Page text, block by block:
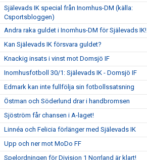
Själevads IK special från Inomhus-DM (källa:
Csportsbloggen)
Andra raka guldet i Inomhus-DM för Själevads IK!
Kan Själevads IK försvara guldet?
Knackig insats i vinst mot Domsjö IF
Inomhusfotboll 30/1: Själevads IK - Domsjö IF
Edmark kan inte fullfölja sin fotbollssatsning
Östman och Söderlund drar i handbromsen
Sjöström får chansen i A-laget!
Linnéa och Felicia förlänger med Själevads IK
Upp och ner mot MoDo FF
Spelordningen för Division 1 Norrland är klart!